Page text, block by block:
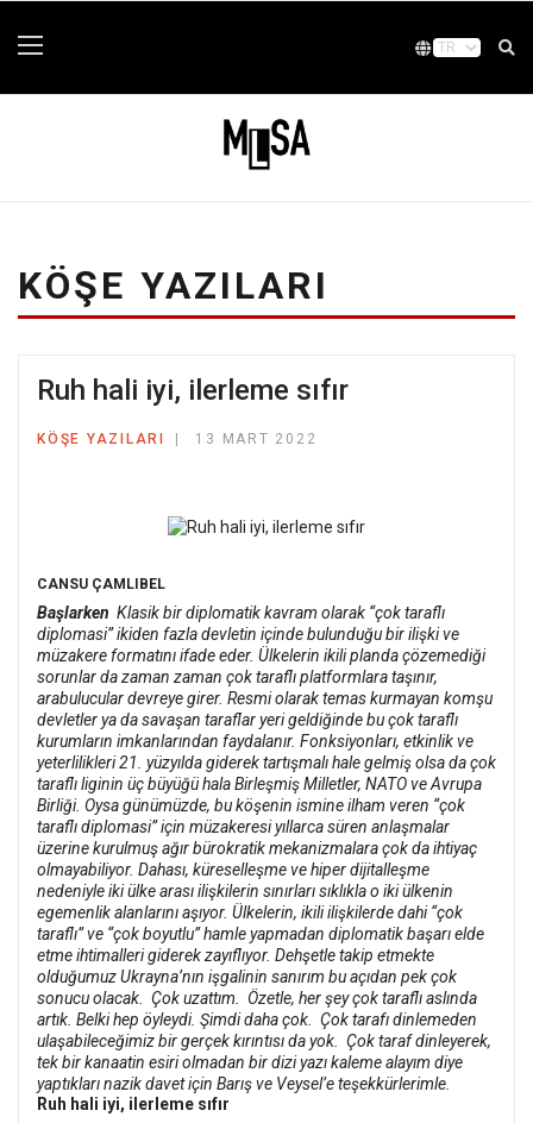
KÖŞE YAZILARI
Ruh hali iyi, ilerleme sıfır
KÖŞE YAZILARI 13 MART 2022
CANSU ÇAMLIBEL
Başlarken Klasik bir diplomatik kavram olarak “çok taraflı
diplomasi” ikiden fazla devletin içinde bulunduğu bir ilişki ve
müzakere formatını ifade eder. Ülkelerin ikili planda çözemediği
sorunlar da zaman zaman çok taraflı platformlara taşınır,
arabulucular devreye girer. Resmi olarak temas kurmayan komşu
devletler ya da savaşan taraflar yeri geldiğinde bu çok taraflı
kurumların imkanlarından faydalanır. Fonksiyonları, etkinlik ve
yeterlilikleri 21. yüzyılda giderek tartışmalı hale gelmiş olsa da çok
taraflı liginin üç büyüğü hala Birleşmiş Milletler, NATO ve Avrupa
Birliği. Oysa günümüzde, bu köşenin ismine ilham veren “çok
taraflı diplomasi” için müzakeresi yıllarca süren anlaşmalar
üzerine kurulmuş ağır bürokratik mekanizmalara çok da ihtiyaç
olmayabiliyor. Dahası, küreselleşme ve hiper dijitalleşme
nedeniyle iki ülke arası ilişkilerin sınırları sıklıkla o iki ülkenin
egemenlik alanlarını aşıyor. Ülkelerin, ikili ilişkilerde dahi “çok
taraflı” ve “çok boyutlu” hamle yapmadan diplomatik başarı elde
etme ihtimalleri giderek zayıflıyor. Dehşetle takip etmekte
olduğumuz Ukrayna’nın işgalinin sanırım bu açıdan pek çok
sonucu olacak. Çok uzattım. Özetle, her şey çok taraflı aslında
artık. Belki hep öyleydi. Şimdi daha çok. Çok tarafı dinlemeden
ulaşabileceğimiz bir gerçek kırıntısı da yok. Çok taraf dinleyerek,
tek bir kanaatin esiri olmadan bir dizi yazı kaleme alayım diye
yaptıkları nazik davet için Barış ve Veysel’e teşekkürlerimle.
Ruh hali iyi, ilerleme sıfır